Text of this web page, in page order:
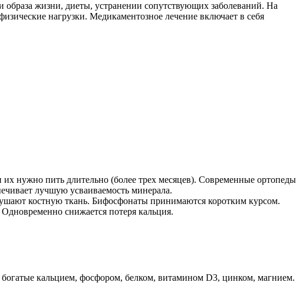
образа жизни, диеты, устранении сопутствующих заболеваний. На
нагрузки. Медикаментозное лечение включает в себя
нужно пить длительно (более трех месяцев). Современные ортопеды
лучшую усваиваемость минерала.
костную ткань. Бифосфонаты принимаются коротким курсом.
снижается потеря кальция.
кальцием, фосфором, белком, витамином D3, цинком, магнием.